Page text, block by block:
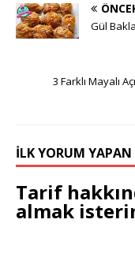
Gül
3 Farklı Mayalı
İLK YORUM
Tarif
almak